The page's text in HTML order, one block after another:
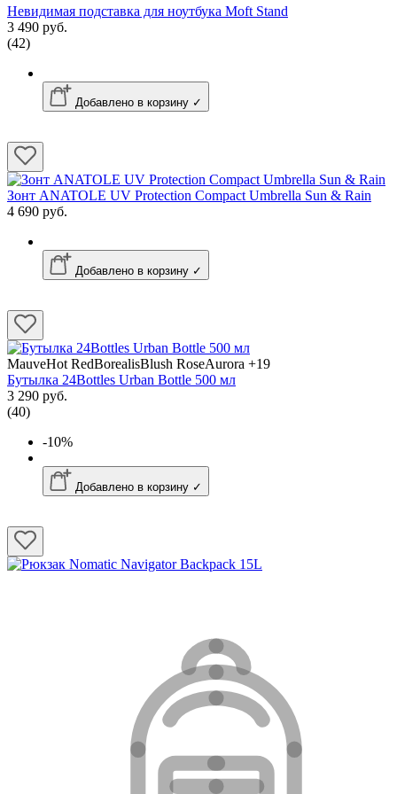
Невидимая подставка для ноутбука Moft Stand
3 490 руб.
(42)
Добавлено в корзину ✓
Зонт ANATOLE UV Protection Compact Umbrella Sun & Rain
4 690 руб.
Добавлено в корзину ✓
MauveHot RedBorealisBlush RoseAurora +19
Бутылка 24Bottles Urban Bottle 500 мл
3 290 руб.
(40)
-10%
Добавлено в корзину ✓